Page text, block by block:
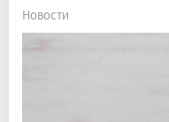
Новости